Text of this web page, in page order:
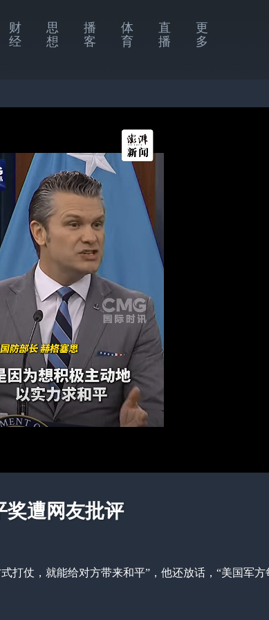
财
经
思
想
播
客
体
育
直
播
更
多
奖遭网友批评
打仗，就能给对方带来和平”，他还放话，“美国军